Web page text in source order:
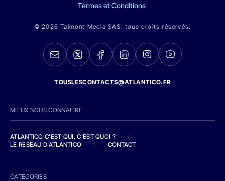
Termes et Conditions
© 2026 Talmont Media SAS. tous droits réservés.
TOUSLESCONTACTS@ATLANTICO.FR
MIEUX NOUS CONNAITRE
ATLANTICO C'EST QUI, C'EST QUOI ?
/
LE RESEAU D'ATLANTICO
/ CONTACT
CATEGORIES